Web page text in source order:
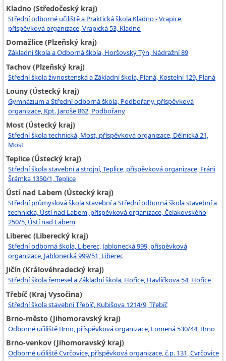
Kladno (Středočeský kraj)
Střední odborné učiliště a Praktická škola Kladno - Vrapice,
příspěvková organizace, Vrapická 53, Kladno
Domažlice (Plzeňský kraj)
Základní škola a Odborná škola, Horšovský Týn, Nádražní 89
Tachov (Plzeňský kraj)
Střední škola živnostenská a Základní škola, Planá, Kostelní 129, Planá
Louny (Ústecký kraj)
Gymnázium a Střední odborná škola, Podbořany, příspěvková
organizace, Kpt. Jaroše 862, Podbořany
Most (Ústecký kraj)
Střední škola technická, Most, příspěvková organizace, Dělnická 21,
Most
Teplice (Ústecký kraj)
Střední škola stavební a strojní, Teplice, příspěvková organizace, Fráni
Šrámka 1350/1, Teplice
Ústí nad Labem (Ústecký kraj)
Střední průmyslová škola stavební a Střední odborná škola stavební a
technická, Ústí nad Labem, příspěvková organizace, Čelakovského
250/5, Ústí nad Labem
Liberec (Liberecký kraj)
Střední odborná škola, Liberec, Jablonecká 999, příspěvková
organizace, Jablonecká 999/51, Liberec
Jičín (Královéhradecký kraj)
Střední škola řemesel a Základní škola, Hořice, Havlíčkova 54, Hořice
Třebíč (Kraj Vysočina)
Střední škola stavební Třebíč, Kubišova 1214/9, Třebíč
Brno-město (Jihomoravský kraj)
Odborné učiliště Brno, příspěvková organizace, Lomená 530/44, Brno
Brno-venkov (Jihomoravský kraj)
Odborné učiliště Cvrčovice, příspěvková organizace, č.p. 131, Cvrčovice